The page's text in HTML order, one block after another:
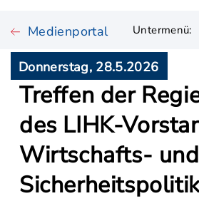
Medienportal Untermenü:
Donnerstag, 28.5.2026
Treffen der
des LIHK-
Wirtschafts- und